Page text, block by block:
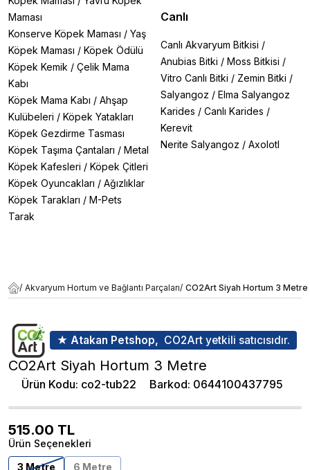
Maması
Konserve Köpek Maması / Yaş
Köpek Maması / Köpek Ödülü
Köpek Kemik / Çelik Mama
Kabı
Köpek Mama Kabı / Ahşap
Kulübeleri / Köpek Yatakları
Köpek Gezdirme Tasması
Köpek Taşıma Çantaları / Metal
Köpek Kafesleri / Köpek Çitleri
Köpek Oyuncakları / Ağızlıklar
Köpek Tarakları / M-Pets
Tarak
Canlı
Canlı Akvaryum Bitkisi /
Anubias Bitki / Moss Bitkisi /
Vitro Canlı Bitki / Zemin Bitki /
Salyangoz / Elma Salyangoz
Karides / Canlı Karides /
Kerevit
Nerite Salyangoz / Axolotl
/ Akvaryum Hortum ve Bağlantı Parçaları/ CO2Art Siyah Hortum 3 Metre
★ Atakan Petshop, CO2Art yetkili satıcısıdır.
CO2Art Siyah Hortum 3 Metre
Ürün Kodu: co2-tub22 Barkod: 0644100437795
515.00 TL
Ürün Seçenekleri
3 Metre
6 Metre